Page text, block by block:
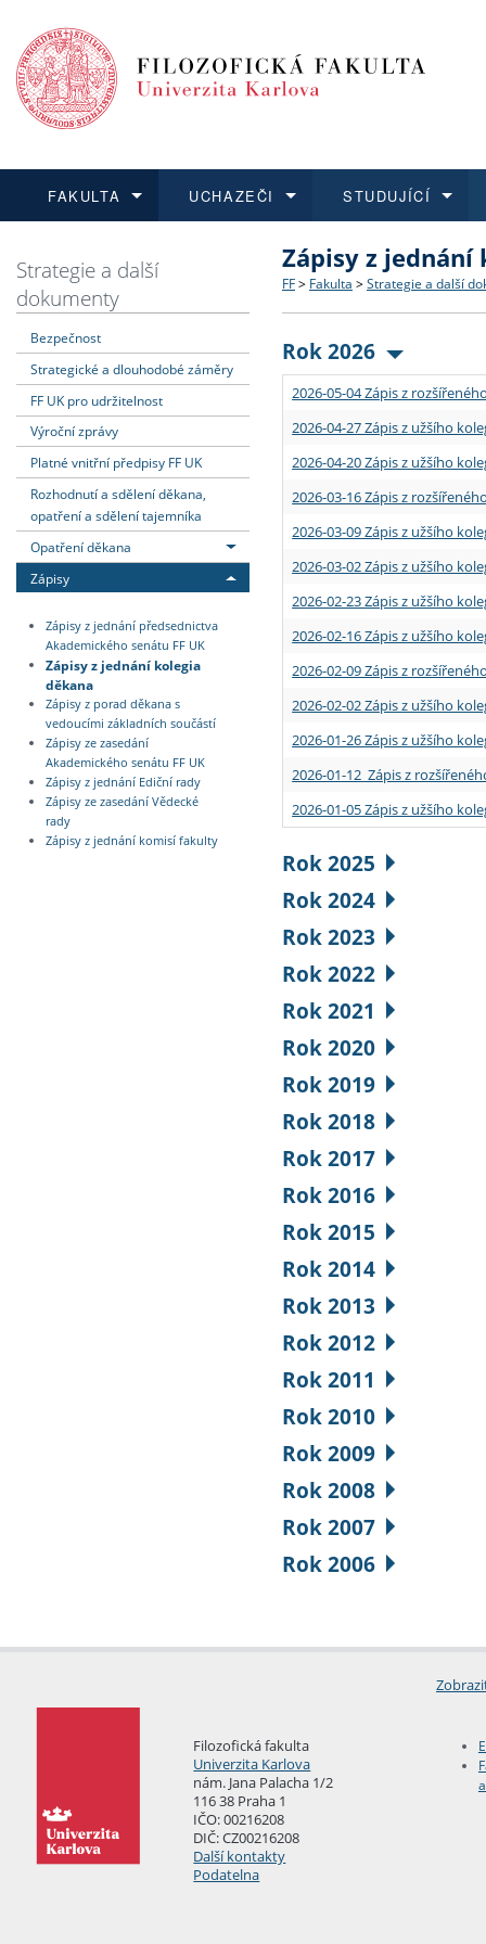
FAKULTA
Dozvědět se více
Struktura a historie
Strategie a další
Podpora a benefity pro
Absolventi fakulty
UCHAZEČI
Podat přihlášku
Co studovat a jak se
Učitelské studijní
Informace k průběhu
STUDUJÍCÍ
Dozvědět se více
Bakalářské a magisterské
Doktorské studium
Rigorózní řízení
Dozvědět se více
O vědě a výzkumu na FF
Akademické kvalifikace
Granty a projekty
Dozvědět se více
Aktuální nabídky a
Vyjíždějící studenti
Přijíždějící studenti
Vyjíždějící zaměstnanci
Strategie a další
dokumenty
Bezpečnost
Strategické a dlouhodobé záměry
FF UK pro udržitelnost
Výroční zprávy
Platné vnitřní předpisy FF UK
Rozhodnutí a sdělení děkana,
opatření a sdělení tajemníka
Opatření děkana
Zápisy
Zápisy z jednání předsednictva
Akademického senátu FF UK
Zápisy z jednání kolegia
děkana
Zápisy z porad děkana s
vedoucími základních součástí
Zápisy ze zasedání
Akademického senátu FF UK
Zápisy z jednání Ediční rady
Zápisy ze zasedání Vědecké
rady
Zápisy z jednání komisí fakulty
Zápisy z jednání
FF > Fakulta > Strategie a další
Rok 2026
2026-05-04 Zápis z
2026-04-27 Zápis z užšího
2026-04-20 Zápis z užšího
2026-03-16 Zápis z
2026-03-09 Zápis z užšího
2026-03-02 Zápis z užšího
2026-02-23 Zápis z užšího
2026-02-16 Zápis z užšího
2026-02-09 Zápis z
2026-02-02 Zápis z užšího
2026-01-26 Zápis z užšího
2026-01-12 Zápis z
2026-01-05 Zápis z užšího
Rok 2025
Rok 2024
Rok 2023
Rok 2022
Rok 2021
Rok 2020
Rok 2019
Rok 2018
Rok 2017
Rok 2016
Rok 2015
Rok 2014
Rok 2013
Rok 2012
Rok 2011
Rok 2010
Rok 2009
Rok 2008
Rok 2007
Rok 2006
Filozofická fakulta
Univerzita Karlova
nám. Jana Palacha 1/2
116 38 Praha 1
IČO: 00216208
DIČ: CZ00216208
Další kontakty
Podatelna